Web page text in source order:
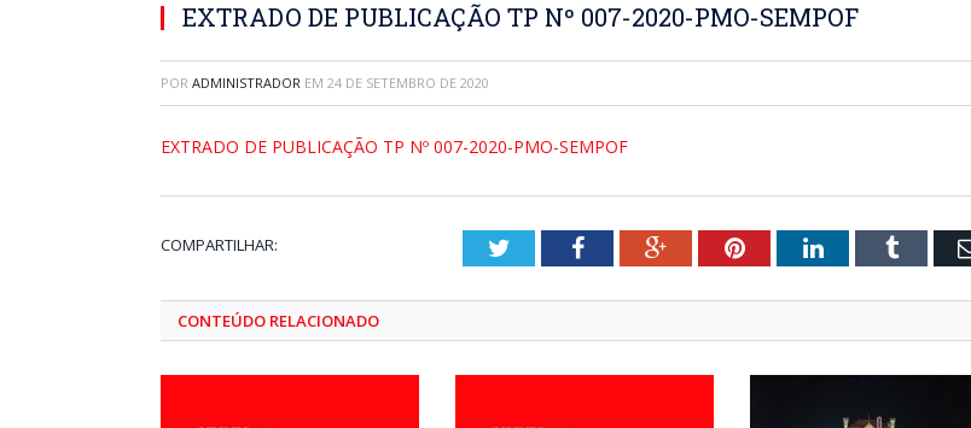
EXTRADO DE PUBLICAÇÃO TP Nº 007-2020-PMO-SEMPOF
POR ADMINISTRADOR EM 24 DE SETEMBRO DE 2020
EXTRADO DE PUBLICAÇÃO TP Nº 007-2020-PMO-SEMPOF
COMPARTILHAR: TwitterFacebookGoogle+PinterestLinkedInTumblr
CONTEÚDO RELACIONADO